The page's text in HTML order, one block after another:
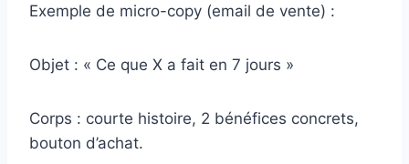
Exemple de micro-copy (email de vente) :
Objet : « Ce que X a fait en 7 jours »
Corps : courte histoire, 2 bénéfices concrets,
bouton d’achat.